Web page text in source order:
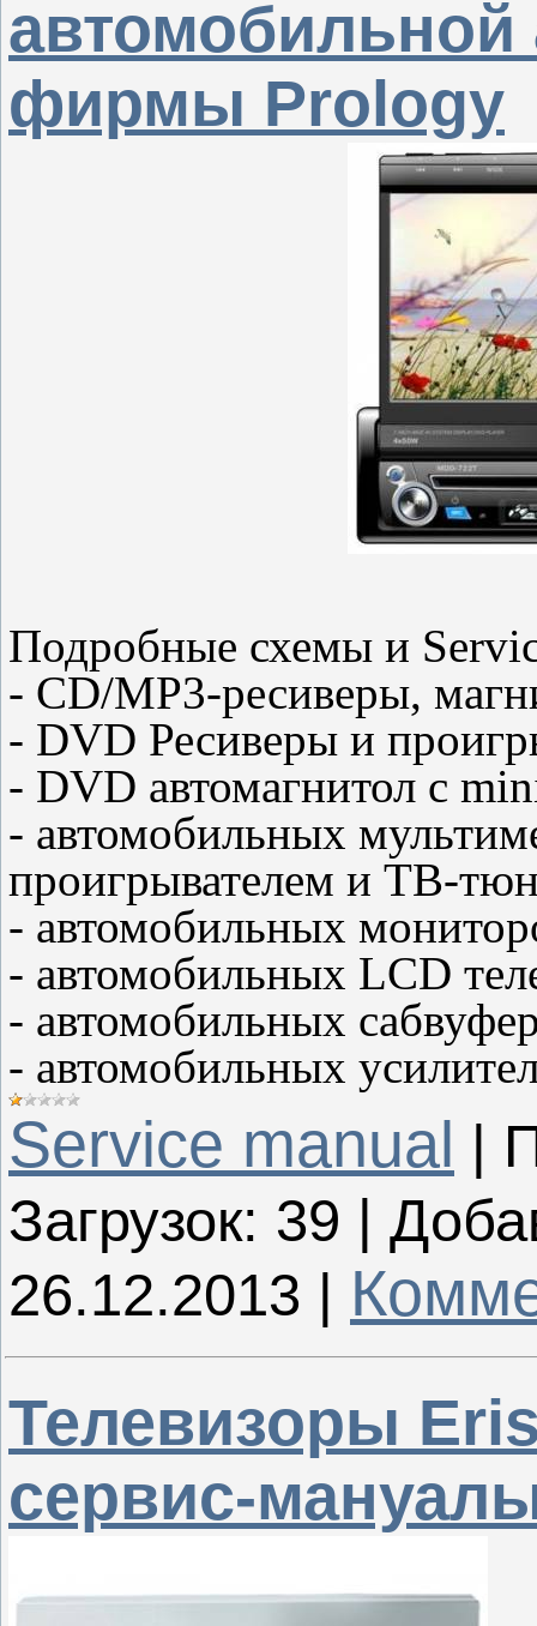
фирмы Prology
Подробные схемы и
- CD/MP3-ресиверы,
- DVD Ресиверы и
- DVD автомагнитол с
- автомобильных
проигрывателем и ТВ-
- автомобильных
- автомобильных LCD
- автомобильных
- автомобильных
Service manual |
Загрузок: 39 |
26.12.2013 |
Телевизоры
сервис-